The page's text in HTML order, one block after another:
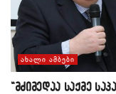
ᲐᲮᲐᲚᲘ ᲐᲛᲑᲔᲑᲘ
“მძიმედაა საქმე